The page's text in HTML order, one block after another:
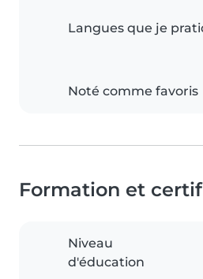
Langues que je
Noté comme favoris
Formation et
Niveau
d'éducation